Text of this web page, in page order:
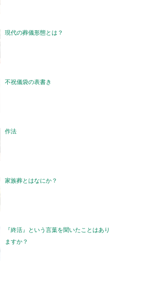
現代の葬儀形態とは？
不祝儀袋の表書き
作法
家族葬とはなにか？
『終活』という言葉を聞いたことはあり
ますか？